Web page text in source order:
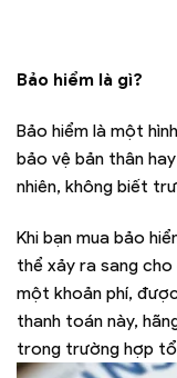
Bảo hiểm là gì?
Bảo hiểm là một
bảo vệ bản thân
nhiên, không biết
Khi bạn mua bảo
thể xảy ra sang
một khoản phí,
thanh toán này,
trong trường hợp